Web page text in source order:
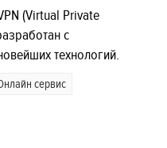
(Virtual Private
с
технологий.
сервис